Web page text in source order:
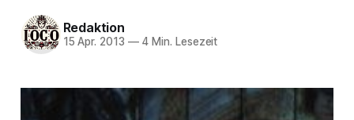
Redaktion
15 Apr. 2013 —4 Min. Lesezeit